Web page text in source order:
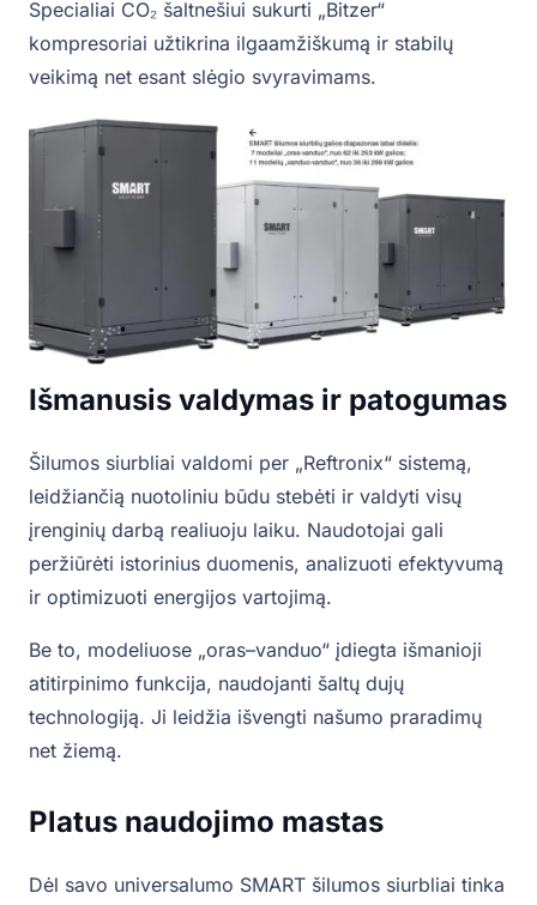
Specialiai CO₂ šaltnešiui sukurti „Bitzer“
kompresoriai užtikrina ilgaamžiškumą ir stabilų
veikimą net esant slėgio svyravimams.
Išmanusis valdymas ir patogumas
Šilumos siurbliai valdomi per „Reftronix“ sistemą,
leidžiančią nuotoliniu būdu stebėti ir valdyti visų
įrenginių darbą realiuoju laiku. Naudotojai gali
peržiūrėti istorinius duomenis, analizuoti efektyvumą
ir optimizuoti energijos vartojimą.
Be to, modeliuose „oras–vanduo“ įdiegta išmanioji
atitirpinimo funkcija, naudojanti šaltų dujų
technologiją. Ji leidžia išvengti našumo praradimų
net žiemą.
Platus naudojimo mastas
Dėl savo universalumo SMART šilumos siurbliai tinka